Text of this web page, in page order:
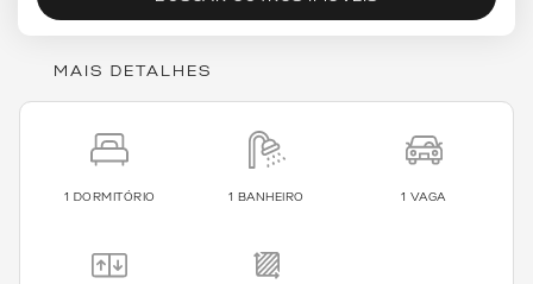
MAIS DETALHES
1 DORMITÓRIO 1 BANHEIRO 1 VAGA